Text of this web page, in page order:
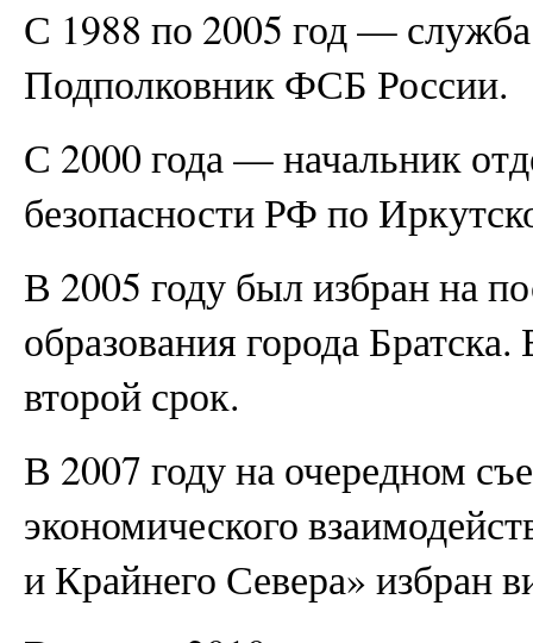
С 1988 по 2005 год —
Подполковник ФСБ России.
С 2000 года — начальник
безопасности РФ по
В 2005 году был избран на
образования города
второй срок.
В 2007 году на очередном
экономического
и Крайнего Севера» избран